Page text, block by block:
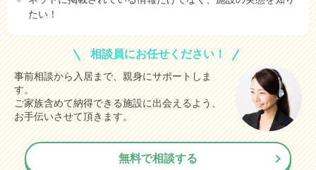
たい！
相談員にお任せください！
事前相談から入居まで、親身にサポートしま
す。
ご家族含めて納得できる施設に出会えるよう、
お手伝いさせて頂きます。
無料で相談する